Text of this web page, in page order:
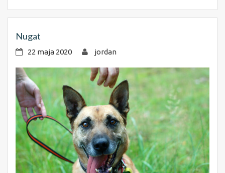
Nugat
22 maja 2020 jordan